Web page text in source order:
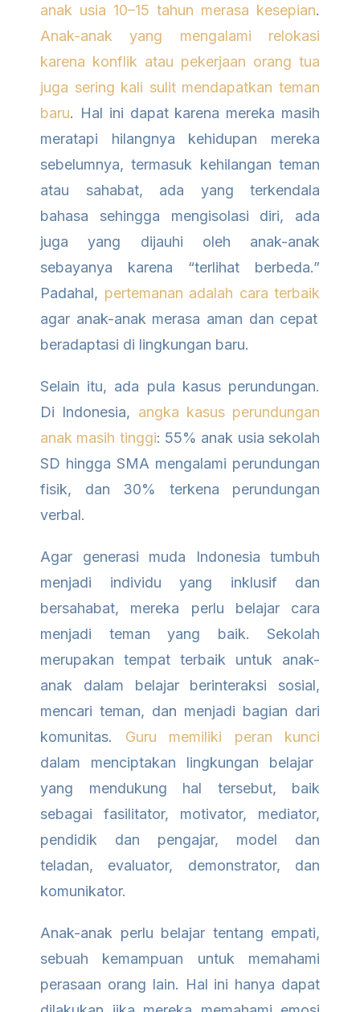
anak usia 10–15 tahun merasa kesepian.
Anak-anak yang mengalami relokasi
karena konflik atau pekerjaan orang tua
juga sering kali sulit mendapatkan teman
baru. Hal ini dapat karena mereka masih
meratapi hilangnya kehidupan mereka
sebelumnya, termasuk kehilangan teman
atau sahabat, ada yang terkendala
bahasa sehingga mengisolasi diri, ada
juga yang dijauhi oleh anak-anak
sebayanya karena “terlihat berbeda.”
Padahal, pertemanan adalah cara terbaik
agar anak-anak merasa aman dan cepat
beradaptasi di lingkungan baru.
Selain itu, ada pula kasus perundungan.
Di Indonesia, angka kasus perundungan
anak masih tinggi: 55% anak usia sekolah
SD hingga SMA mengalami perundungan
fisik, dan 30% terkena perundungan
verbal.
Agar generasi muda Indonesia tumbuh
menjadi individu yang inklusif dan
bersahabat, mereka perlu belajar cara
menjadi teman yang baik. Sekolah
merupakan tempat terbaik untuk anak-
anak dalam belajar berinteraksi sosial,
mencari teman, dan menjadi bagian dari
komunitas. Guru memiliki peran kunci
dalam menciptakan lingkungan belajar
yang mendukung hal tersebut, baik
sebagai fasilitator, motivator, mediator,
pendidik dan pengajar, model dan
teladan, evaluator, demonstrator, dan
komunikator.
Anak-anak perlu belajar tentang empati,
sebuah kemampuan untuk memahami
perasaan orang lain. Hal ini hanya dapat